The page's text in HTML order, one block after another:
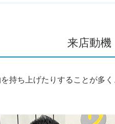
来店動機
持ち上げたりすることが多